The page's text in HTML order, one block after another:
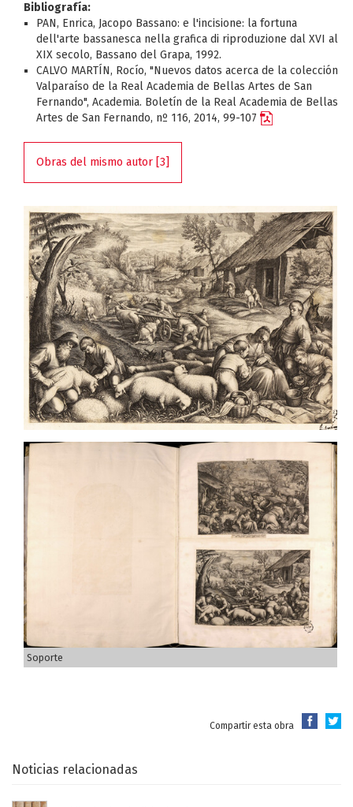
Bibliografía:
PAN, Enrica, Jacopo Bassano: e l'incisione: la fortuna
dell'arte bassanesca nella grafica di riproduzione dal XVI al
XIX secolo, Bassano del Grapa, 1992.
CALVO MARTÍN, Rocío, "Nuevos datos acerca de la colección
Valparaíso de la Real Academia de Bellas Artes de San
Fernando", Academia. Boletín de la Real Academia de Bellas
Artes de San Fernando, nº 116, 2014, 99-107
Obras del mismo autor [3]
Soporte
Compartir esta obra
Noticias relacionadas